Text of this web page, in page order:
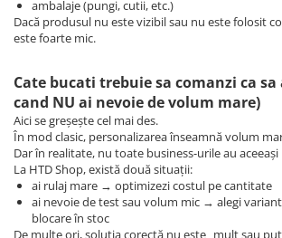
ambalaje (pungi, cutii, etc.)
Dacă produsul nu este vizibil sau nu este folosit
este foarte mic.
Cate bucati trebuie sa comanzi ca sa
cand NU ai nevoie de volum mare)
Aici se greșește cel mai des.
În mod clasic, personalizarea înseamnă volum
Dar în realitate, nu toate business-urile au aceeași
La HTD Shop, există două situații:
ai rulaj mare → optimizezi costul pe cantitate
ai nevoie de test sau volum mic → alegi
blocare în stoc
De multe ori, soluția corectă nu este „mult sau